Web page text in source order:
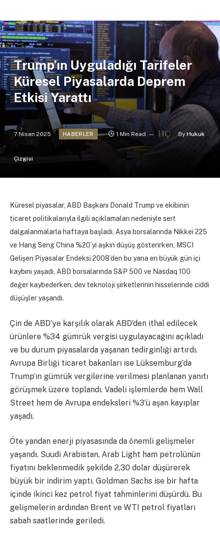
Trump’ın Uyguladığı Tarifeler
Küresel Piyasalarda Deprem
Etkisi Yarattı
7 Nisan 2025 HABERLER 1 Min Read By Hukuk
Çizgisi
Küresel piyasalar, ABD Başkanı Donald Trump ve ekibinin
ticaret politikalarıyla ilgili açıklamaları nedeniyle sert
dalgalanmalarla haftaya başladı. Asya borsalarında Nikkei 225
ve Hang Seng China %20’yi aşkın düşüş gösterirken, MSCI
Gelişen Piyasalar Endeksi 2008’den bu yana en büyük gün içi
kaybını yaşadı. ABD borsalarında S&P 500 ve Nasdaq 100
değer kaybederken, dev teknoloji şirketlerinin hisselerinde ciddi
düşüşler yaşandı.
Çin de ABD’ye karşılık olarak ABD’den ithal edilecek
ürünlere %34 gümrük vergisi uygulayacağını açıkladı
ve bu durum piyasalarda yaşanan tedirginliği artırdı.
Avrupa Birliği ticaret bakanları ise Lüksemburg’da
Trump’ın gümrük vergilerine verilmesi planlanan yanıtı
görüşmek üzere toplandı. Vadeli işlemlerde hem Wall
Street hem de Avrupa endeksleri %3’ü aşan kayıplar
yaşadı.
Öte yandan enerji piyasasında da önemli gelişmeler
yaşandı. Suudi Arabistan, Arab Light ham petrolünün
fiyatını beklenmedik şekilde 2,30 dolar düşürerek
büyük bir indirim yaptı. Goldman Sachs ise bir hafta
içinde ikinci kez petrol fiyat tahminlerini düşürdü. Bu
gelişmelerin ardından Brent ve WTI petrol fiyatları
sabah saatlerinde geriledi.